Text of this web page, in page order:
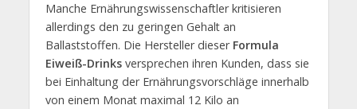
Manche Ernährungswissenschaftler kritisieren
allerdings den zu geringen Gehalt an
Ballaststoffen. Die Hersteller dieser Formula
Eiweiß-Drinksversprechen ihren Kunden, dass sie
bei Einhaltung der Ernährungsvorschläge innerhalb
von einem Monat maximal 12 Kilo an